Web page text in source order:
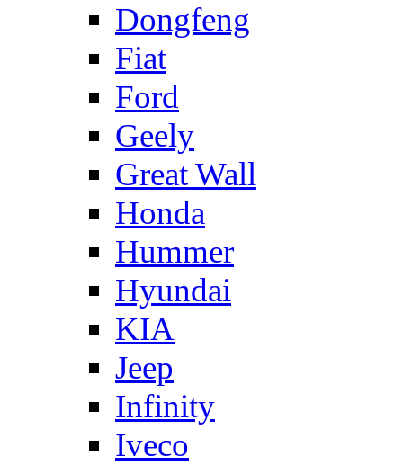
Dongfeng
Fiat
Ford
Geely
Great Wall
Honda
Hummer
Hyundai
KIA
Jeep
Infinity
Iveco